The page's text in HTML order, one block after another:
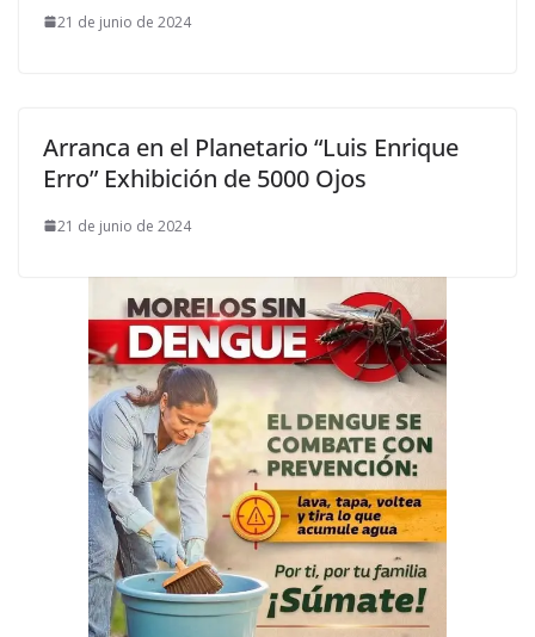
21 de junio de 2024
Arranca en el Planetario “Luis Enrique
Erro” Exhibición de 5000 Ojos
21 de junio de 2024